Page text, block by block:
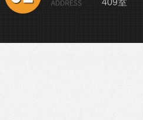
409室